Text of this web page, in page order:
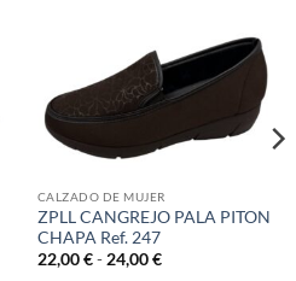
CALZADO DE MUJER
ZPLL CANGREJO PALA PITON
CHAPA Ref. 247
22,00€ - 24,00€Rango